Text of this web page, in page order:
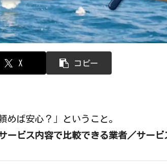
X コピー
めば安心？」ということ。
ービス内容で比較できる業者／サービ